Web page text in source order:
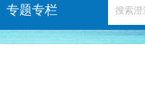
专题专栏